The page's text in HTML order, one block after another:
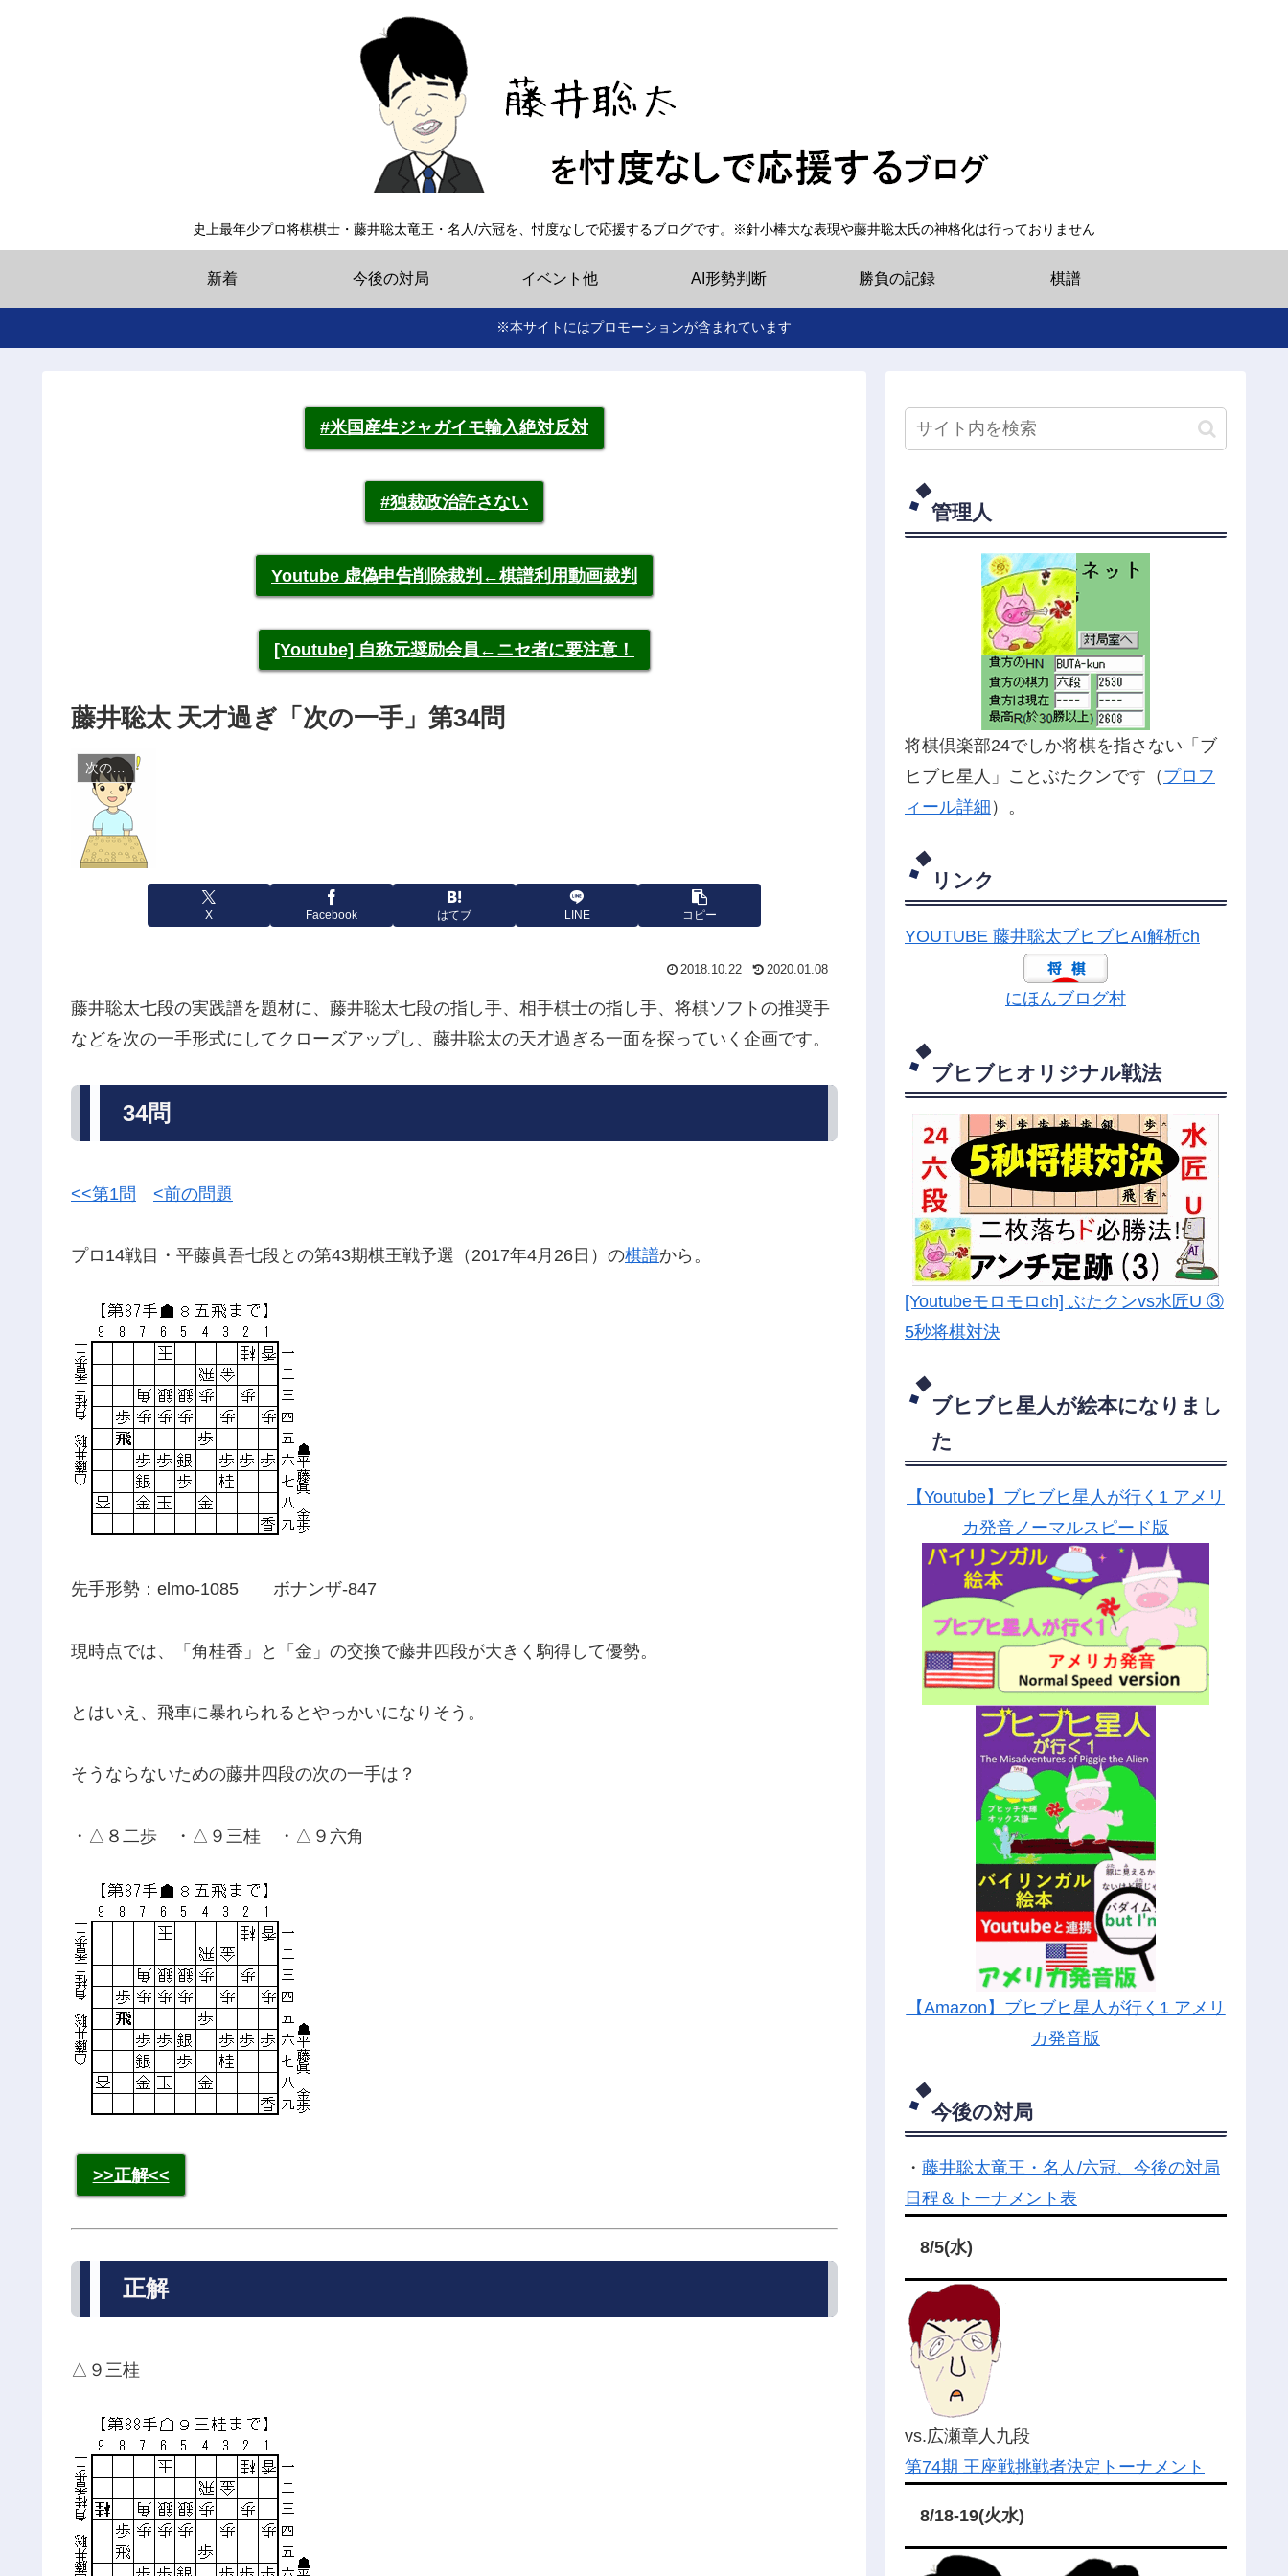
史上最年少プロ将棋棋士・藤井聡太竜王・名人/六冠を、忖度なしで応援するブログです。※針小棒大な表現や藤井聡太氏の神格化は行っておりません
新着 今後の対局 イベント他 AI形勢判断 勝負の記録 棋譜
※本サイトにはプロモーションが含まれています
#米国産生ジャガイモ輸入絶対反対
#独裁政治許さない
Youtube 虚偽申告削除裁判←棋譜利用動画裁判
[Youtube] 自称元奨励会員←ニセ者に要注意！
藤井聡太 天才過ぎ「次の一手」第34問
次の一手
X Facebook はてブ LINE コピー
2018.10.22 2020.01.08
藤井聡太七段の実践譜を題材に、藤井聡太七段の指し手、相手棋士の指し手、将棋ソフトの推奨手
などを次の一手形式にしてクローズアップし、藤井聡太の天才過ぎる一面を探っていく企画です。
34問
<<第1問 <前の問題
プロ14戦目・平藤眞吾七段との第43期棋王戦予選（2017年4月26日）の棋譜から。
先手形勢：elmo-1085 ボナンザ-847
現時点では、「角桂香」と「金」の交換で藤井四段が大きく駒得して優勢。
とはいえ、飛車に暴れられるとやっかいになりそう。
そうならないための藤井四段の次の一手は？
・△８二歩 ・△９三桂 ・△９六角
>>正解<<
正解
△９三桂
管理人
将棋倶楽部24でしか将棋を指さない「ブ
ヒブヒ星人」ことぶたクンです（ プロフ
ィール詳細 ）。
リンク
YOUTUBE 藤井聡太ブヒブヒAI解析ch
にほんブログ村
ブヒブヒオリジナル戦法
[Youtubeモロモロch] ぶたクンvs水匠U ③
5秒将棋対決
ブヒブヒ星人が絵本になりまし
た
【Youtube】ブヒブヒ星人が行く1 アメリ
カ発音ノーマルスピード版
【Amazon】ブヒブヒ星人が行く1 アメリ
カ発音版
今後の対局
・ 藤井聡太竜王・名人/六冠、今後の対局
日程＆トーナメント表
8/5(水)
vs.広瀬章人九段
第74期 王座戦挑戦者決定トーナメント
8/18-19(火水)